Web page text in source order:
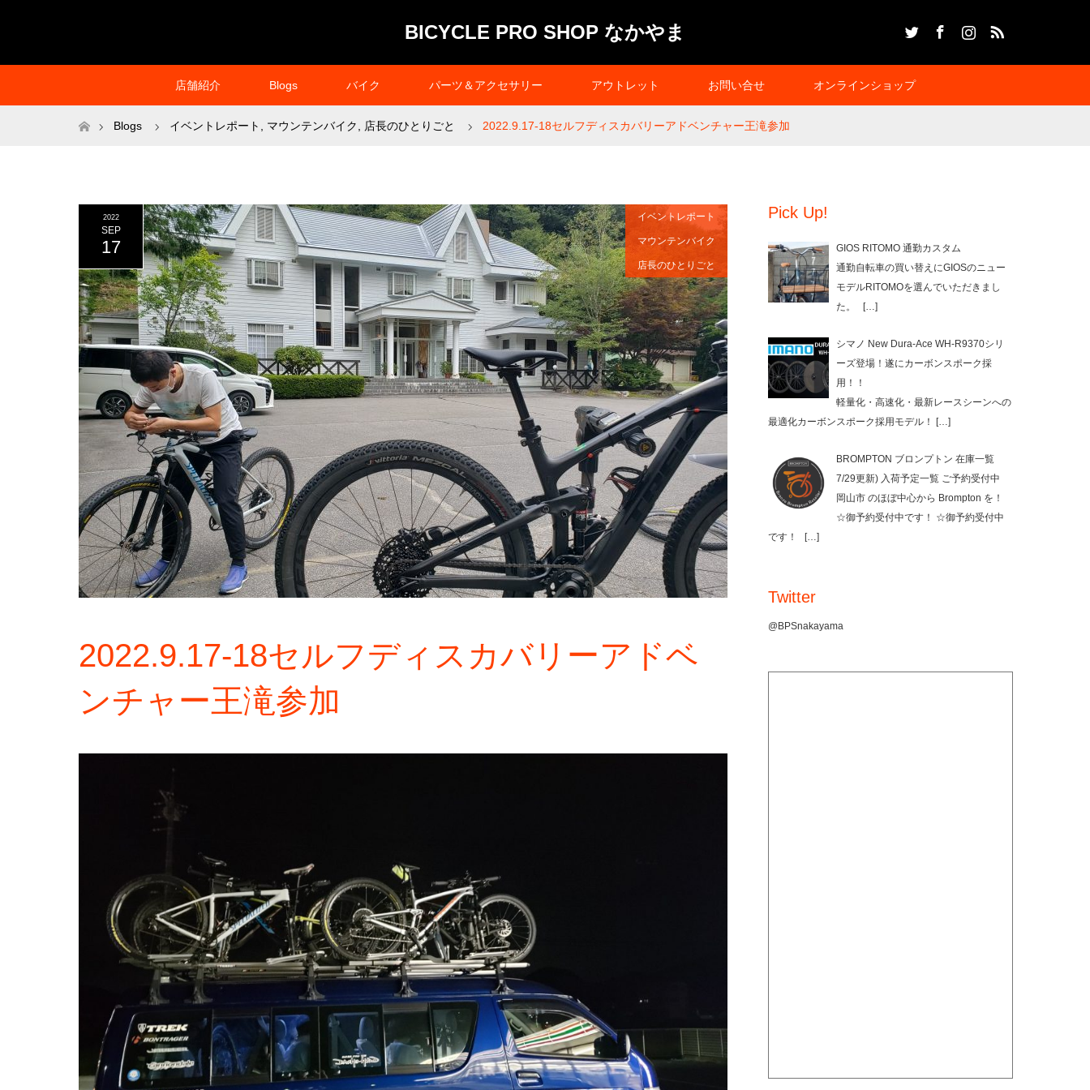
BICYCLE PRO SHOP なかやま
店舗紹介 Blogs バイク パーツ＆アクセサリー アウトレット お問い合せ オンラインショップ
ホームBlogs イベントレポート マウンテンバイク 店長のひとりごと 2022.9.17-18セルフディスカバリーアドベンチャー王滝参加
2022
SEP
17
イベントレポート
マウンテンバイク
店長のひとりごと
2022.9.17-18セルフディスカバリーアドベ
ンチャー王滝参加
Pick Up!
GIOS RITOMO 通勤カスタム
通勤自転車の買い替えにGIOSのニュー
モデルRITOMOを選んでいただきまし
た。
[…]
シマノ New Dura-Ace WH-R9370シリ
ーズ登場！遂にカーボンスポーク採
用！！
軽量化・高速化・最新レースシーンへの
最適化カーボンスポーク採用モデル！
[…]
BROMPTON ブロンプトン 在庫一覧
7/29更新) 入荷予定一覧 ご予約受付中
岡山市 のほぼ中心から Brompton を！
☆御予約受付中です！ ☆御予約受付中
です！
[…]
Twitter
@BPSnakayama